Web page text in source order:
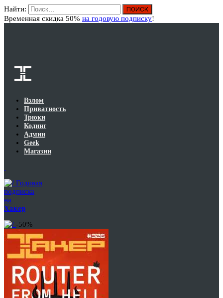
Найти:
Временная скидка 50% на годовую подписку!
Взлом
Приватность
Трюки
Кодинг
Админ
Geek
Магазин
Годовая
подписка
на
Хакер
-50%